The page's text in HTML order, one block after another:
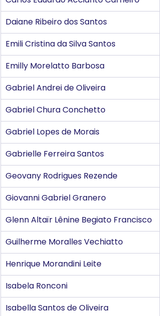
Daiane Ribeiro dos Santos
Emili Cristina da Silva Santos
Emilly Morelatto Barbosa
Gabriel Andrei de Oliveira
Gabriel Chura Conchetto
Gabriel Lopes de Morais
Gabrielle Ferreira Santos
Geovany Rodrigues Rezende
Giovanni Gabriel Granero
Glenn Altaïr Lênine Begiato Francisco
Guilherme Moralles Vechiatto
Henrique Morandini Leite
Isabela Ronconi
Isabella Santos de Oliveira